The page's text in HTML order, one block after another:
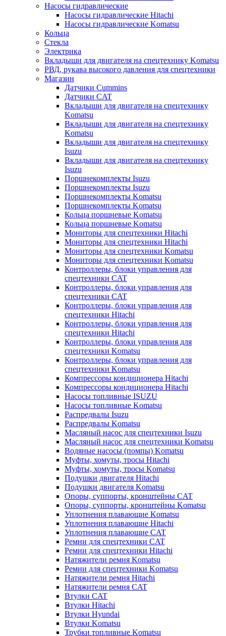
Насосы гидравлические
Насосы гидравлические Hitachi
Насосы гидравлические Komatsu
Кольца
Стекла
Электрика
Вкладыши для двигателя на спецтехнику Komatsu
РВД, рукава высокого давления для спецтехники
Магазин
Датчики Cummins
Датчики CAT
Вкладыши для двигателя на спецтехнику
Komatsu
Вкладыши для двигателя на спецтехнику
Komatsu
Вкладыши для двигателя на спецтехнику
Isuzu
Вкладыши для двигателя на спецтехнику
Isuzu
Поршнекомплекты Isuzu
Поршнекомплекты Isuzu
Поршнекомплекты Komatsu
Поршнекомплекты Komatsu
Кольца поршневые Komatsu
Кольца поршневые Komatsu
Мониторы для спецтехники Hitachi
Мониторы для спецтехники Hitachi
Мониторы для спецтехники Komatsu
Мониторы для спецтехники Komatsu
Контроллеры, блоки управления для
спецтехники CAT
Контроллеры, блоки управления для
спецтехники CAT
Контроллеры, блоки управления для
спецтехники Hitachi
Контроллеры, блоки управления для
спецтехники Hitachi
Контроллеры, блоки управления для
спецтехники Komatsu
Контроллеры, блоки управления для
спецтехники Komatsu
Компрессоры кондиционера Hitachi
Компрессоры кондиционера Hitachi
Насосы топливные ISUZU
Насосы топливные Komatsu
Распредвалы Isuzu
Распредвалы Komatsu
Масляный насос для спецтехники Isuzu
Масляный насос для спецтехники Komatsu
Водяные насосы (помпы) Komatsu
Муфты, хомуты, тросы Hitachi
Муфты, хомуты, тросы Komatsu
Подушки двигателя Hitachi
Подушки двигателя Komatsu
Опоры, суппорты, кронштейны CAT
Опоры, суппорты, кронштейны Komatsu
Уплотнения плавающие Komatsu
Уплотнения плавающие Hitachi
Уплотнения плавающие CAT
Ремни для спецтехники CAT
Ремни для спецтехники Hitachi
Натяжители ремня Komatsu
Ремни для спецтехники Komatsu
Натяжители ремня Hitachi
Натяжители ремня CAT
Втулки CAT
Втулки Hitachi
Втулки Hyundai
Втулки Komatsu
Трубки топливные Komatsu